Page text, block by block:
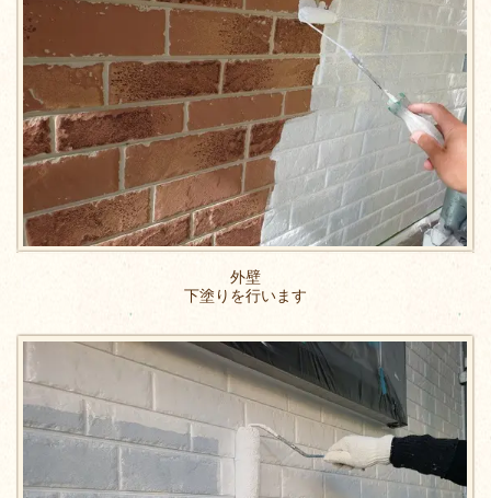
外壁
下塗りを行います